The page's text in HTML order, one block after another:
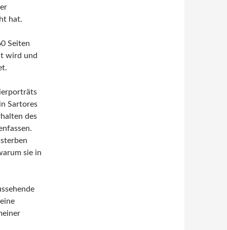
hat.
Seiten
wird und
Sartores
des
sie in